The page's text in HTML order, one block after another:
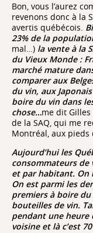
Bon, vous l’aurez
revenons donc à la
avertis québécois.
23% de la
mal…) la vente à la
du Vieux Monde :
marché mature
comparer aux
du vin, aux
boire du vin dans
chose…me dit
de la SAQ, qui me
Montréal, aux pieds
Aujourd’hui les
consommateurs de
et par habitant. On
On est parmi les
premiers à boire du
bouteilles de vin.
pendant une heure
voisine et là c’est